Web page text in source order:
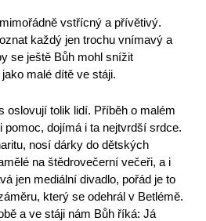
vstřícný a přívětivý.
každý jen trochu vnímavý a
se ještě Bůh mohl snížit
malé dítě ve stáji.
oslovují tolik lidí. Příběh o malém
pomoc, dojímá i ta nejtvrdší srdce.
nosí dárky do dětských
na štědrovečerní večeři, a i
jen mediální divadlo, pořád je to
který se odehrál v Betlémě.
a ve stáji nám Bůh říká: Já